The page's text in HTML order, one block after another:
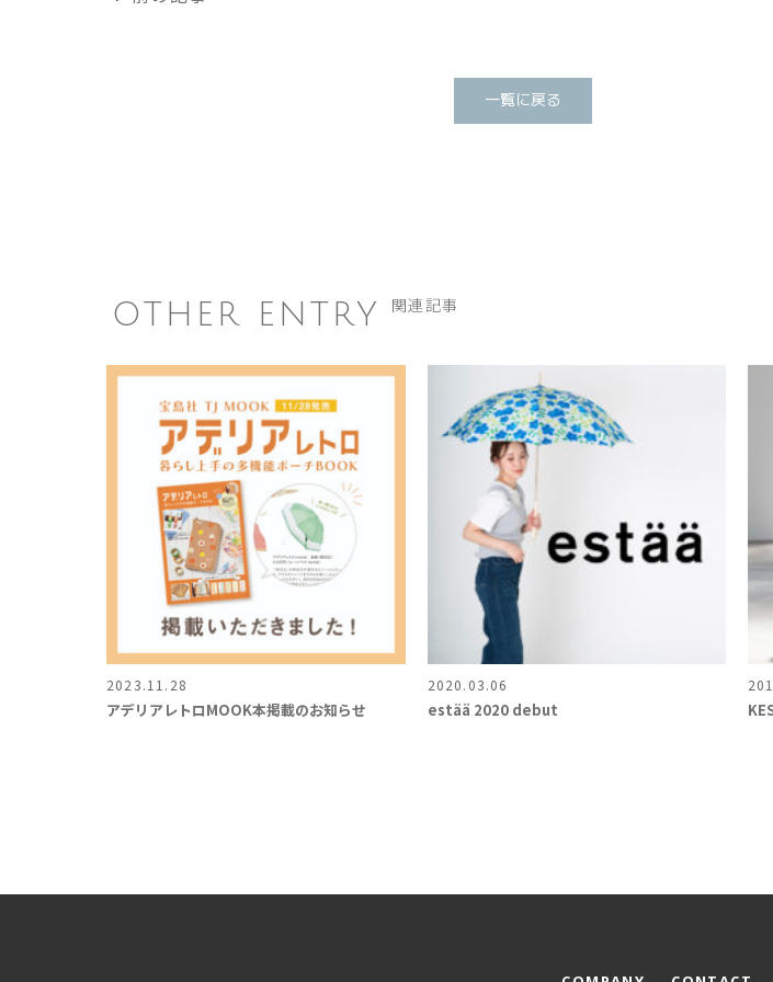
一覧に戻る
OTHER ENTRY 関連記事
2023.11.28
アデリアレトロMOOK本掲載のお知らせ
2020.03.06
estää 2020 debut